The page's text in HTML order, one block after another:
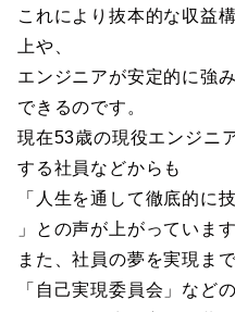
これにより抜本的な収益
上や、
エンジニアが安定的に強
できるのです。
現在53歳の現役エンジニ
する社員などからも
「人生を通して徹底的に
」との声が上がっています
また、社員の夢を実現ま
「自己実現委員会」など